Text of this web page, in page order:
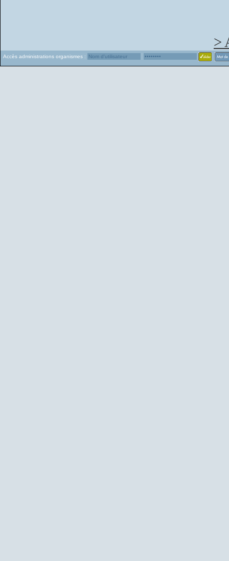
>
Accès administrations organismes :